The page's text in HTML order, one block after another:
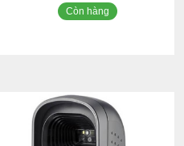
Còn hàng